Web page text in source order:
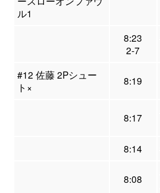
ル1
8:23
2-7
#12 佐藤 2Pシュー
ト×
8:19
8:17
8:14
8:08